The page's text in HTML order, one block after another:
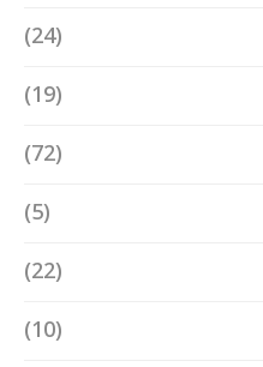
(24)
(19)
(72)
(5)
(22)
(10)